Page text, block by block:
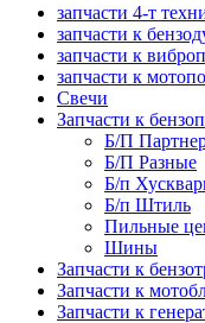
запчасти 4-т
запчасти к
запчасти к
запчасти к
Свечи
Запчасти к
Б/П
Б/П Разные
Б/п
Б/п Штиль
Пильные
Шины
Запчасти к
Запчасти к
Запчасти к